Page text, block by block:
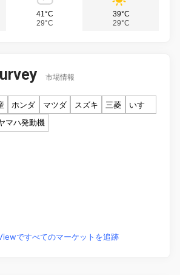
41°C
29°C
39°C
29°C
市場情報
ホンダ マツダ スズキ 三菱
いすゞ
マハ発動機
ですべてのマーケットを追跡